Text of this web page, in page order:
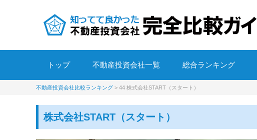
トップ 不動産投資会社一覧 総合ランキング
不動産投資会社比較ランキング > 44 株式会社START（スタート）
株式会社START（スタート）